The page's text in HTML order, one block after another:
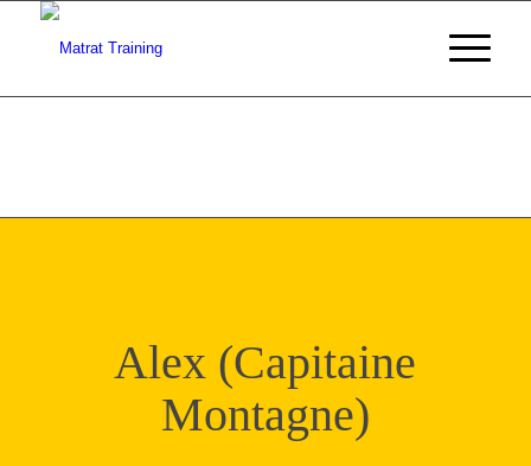
Alex (Capitaine
Montagne)